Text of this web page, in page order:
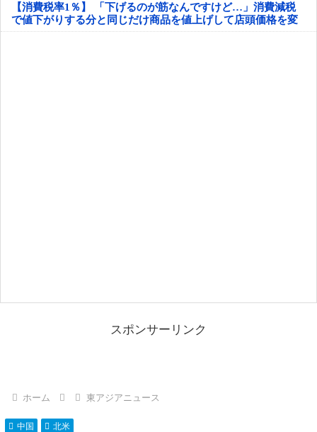
【消費税率1％】 「下げるのが筋なんですけど…」消費減税
で値下がりする分と同じだけ商品を値上げして店頭価格を変
えない店も
スポンサーリンク
ホーム 東アジアニュース
中国 北米